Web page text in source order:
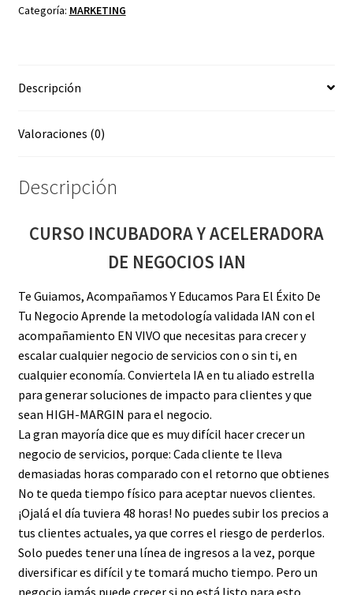
DE
Categoría: MARKETING
Descripción
Valoraciones (0)
Descripción
CURSO INCUBADORA Y ACELERADORA
DE NEGOCIOS IAN
Te Guiamos, Acompañamos Y Educamos Para El Éxito De
Tu Negocio Aprende la metodología validada IAN con el
acompañamiento EN VIVO que necesitas para crecer y
escalar cualquier negocio de servicios con o sin ti, en
cualquier economía. Conviertela IA en tu aliado estrella
para generar soluciones de impacto para clientes y que
sean HIGH-MARGIN para el negocio.
La gran mayoría dice que es muy difícil hacer crecer un
negocio de servicios, porque: Cada cliente te lleva
demasiadas horas comparado con el retorno que obtienes
No te queda tiempo físico para aceptar nuevos clientes.
¡Ojalá el día tuviera 48 horas! No puedes subir los precios a
tus clientes actuales, ya que corres el riesgo de perderlos.
Solo puedes tener una línea de ingresos a la vez, porque
diversificar es difícil y te tomará mucho tiempo. Pero un
negocio jamás puede crecer si no está listo para esto.